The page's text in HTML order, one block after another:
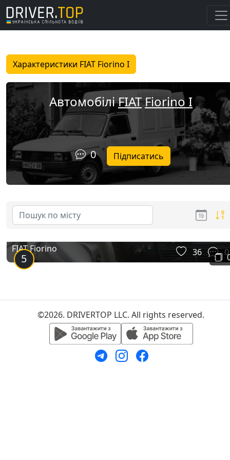
Характеристики FIAT Fiorino I
АвтомобіліFIATFiorino I
0 Підписатись
5
FIAT Fiorino 36 0
©2026. DRIVERTOP LLC. All rights reserved.